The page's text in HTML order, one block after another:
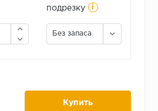
подрезку
i
Без запаса
Купить